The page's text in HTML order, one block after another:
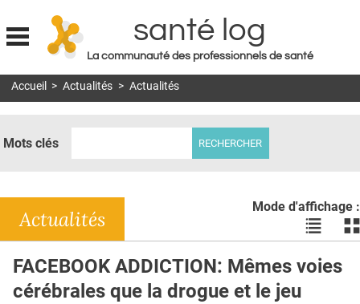
Jump to navigation
santé log
La communauté des professionnels de santé
MON COMPTE
DOSSIERS
RÉSEAUX
E-REVUE SAD
Accueil > Actualités > Actualités
Mots clés
Mode d'affichage :
Voir
les
en
les
Actualités
FACEBOOK ADDICTION: Mêmes voies
cérébrales que la drogue et le jeu